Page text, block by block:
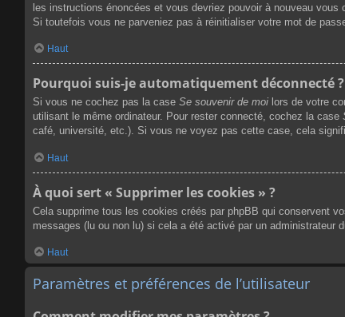
les instructions énoncées et vous devriez pouvoir à nouveau vous
Si toutefois vous ne parveniez pas à réinitialiser votre mot de
Haut
Pourquoi suis-je automatiquement déconnecté ?
Si vous ne cochez pas la case Se souvenir de moi lors de votre
utilisant le même ordinateur. Pour rester connecté, cochez la case
café, université, etc.). Si vous ne voyez pas cette case, cela
Haut
À quoi sert « Supprimer les cookies » ?
Cela supprime tous les cookies créés par phpBB qui conservent
messages (lu ou non lu) si cela a été activé par un administrateur
Haut
Paramètres et préférences de l’utilisateur